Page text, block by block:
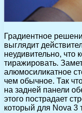
Градиентное
выглядит
неудивительно, что
тиражировать.
алюмосиликатное
чем обычное. Так
на задней панели
этого пострадает
который для Nova 3